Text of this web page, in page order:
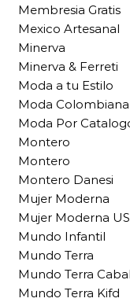
Membresia Gratis
Mexico Artesanal
Minerva
Minerva & Ferreti
Moda a tu Estilo
Moda Colombiana
Moda Por
Montero
Montero
Montero Danesi
Mujer Moderna
Mujer Moderna
Mundo Infantil
Mundo Terra
Mundo Terra
Mundo Terra Kifd